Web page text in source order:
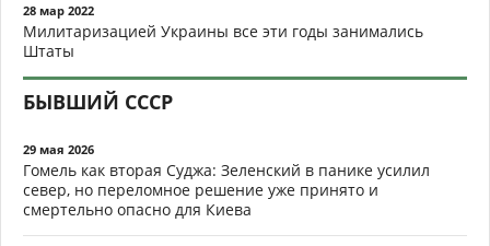
28 мар 2022
Милитаризацией Украины все эти годы занимались
Штаты
БЫВШИЙ СССР
29 мая 2026
Гомель как вторая Суджа: Зеленский в панике усилил
север, но переломное решение уже принято и
смертельно опасно для Киева